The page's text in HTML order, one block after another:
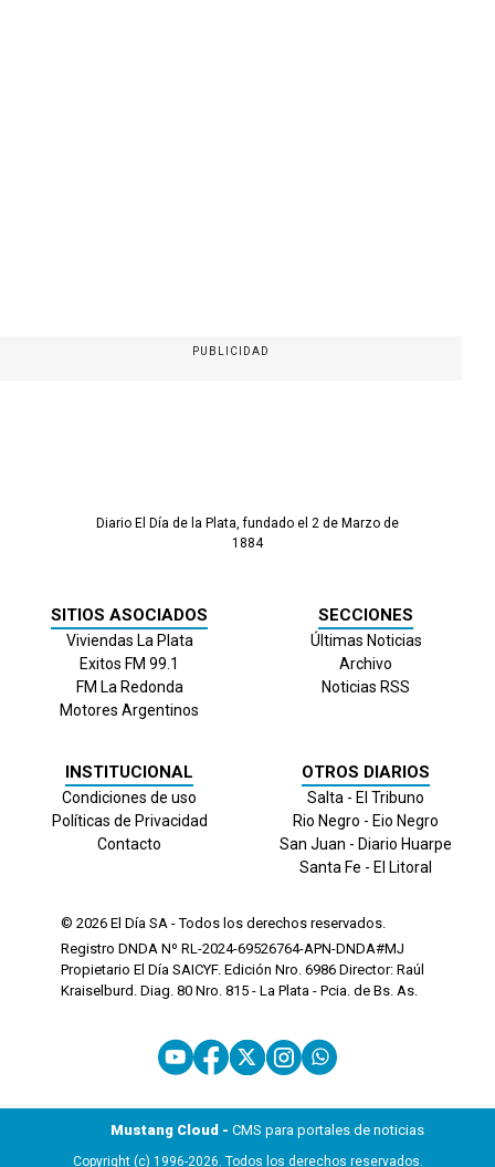
PUBLICIDAD
Diario El Día de la Plata, fundado el 2 de Marzo de
1884
SITIOS ASOCIADOS
Viviendas La Plata
Exitos FM 99.1
FM La Redonda
Motores Argentinos
SECCIONES
Últimas Noticias
Archivo
Noticias RSS
INSTITUCIONAL
Condiciones de uso
Políticas de Privacidad
Contacto
OTROS DIARIOS
Salta - El Tribuno
Rio Negro - Eio Negro
San Juan - Diario Huarpe
Santa Fe - El Litoral
© 2026 El Día SA - Todos los derechos reservados.
Registro DNDA Nº RL-2024-69526764-APN-DNDA#MJ
Propietario El Día SAICYF. Edición Nro. 6986 Director: Raúl
Kraiselburd. Diag. 80 Nro. 815 - La Plata - Pcia. de Bs. As.
Mustang Cloud - CMS para portales de noticias
Copyright (c) 1996-2026. Todos los derechos reservados.